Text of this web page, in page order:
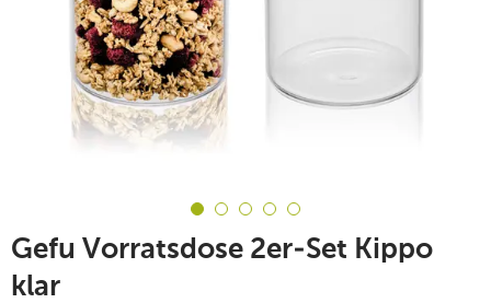
Gefu Vorratsdose 2er-Set Kippo
klar